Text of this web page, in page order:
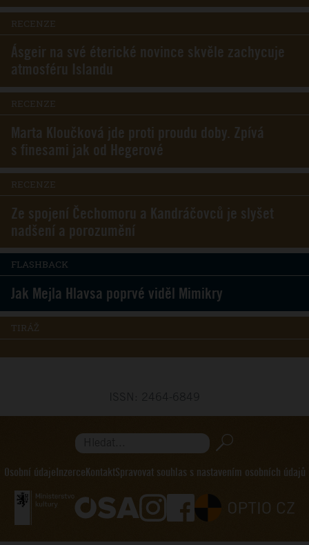
RECENZE
Ásgeir na své éterické novince skvěle zachycuje
atmosféru Islandu
RECENZE
Marta Kloučková jde proti proudu doby. Zpívá
s finesami jak od Hegerové
RECENZE
Ze spojení Čechomoru a Kandráčovců je slyšet
nadšení a porozumění
FLASHBACK
Jak Mejla Hlavsa poprvé viděl Mimikry
TIRÁŽ
Hledat...
Osobní údajeInzerceKontaktSpravovat souhlas s nastavením osobních údajů